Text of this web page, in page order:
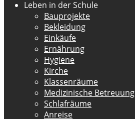
Leben in der Schule
Bauprojekte
Bekleidung
Einkäufe
Ernährung
Hygiene
Kirche
Klassenräume
Medizinische Betreuung
Schlafräume
Anreise